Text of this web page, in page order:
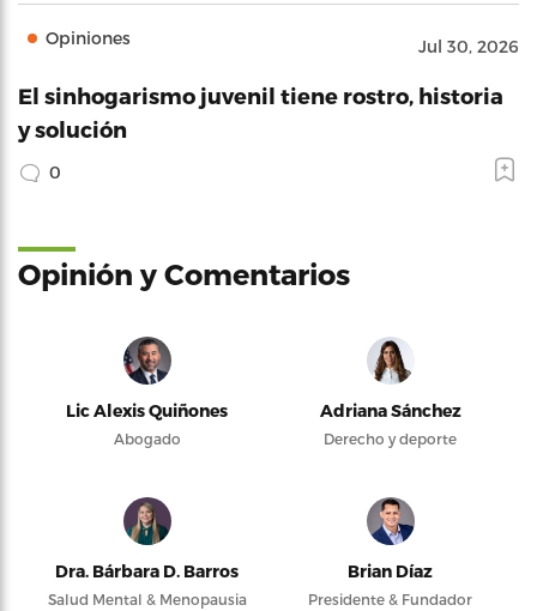
Opiniones Jul 30, 2026
El sinhogarismo juvenil tiene rostro, historia
y solución
0
Opinión y Comentarios
Lic Alexis Quiñones
Abogado
Adriana Sánchez
Derecho y deporte
Dra. Bárbara D. Barros
Salud Mental & Menopausia
Brian Díaz
Presidente & Fundador